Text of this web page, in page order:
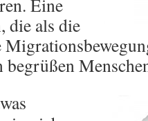
Eine
die als die